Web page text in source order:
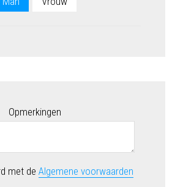
Opmerkingen
met de Algemene voorwaarden